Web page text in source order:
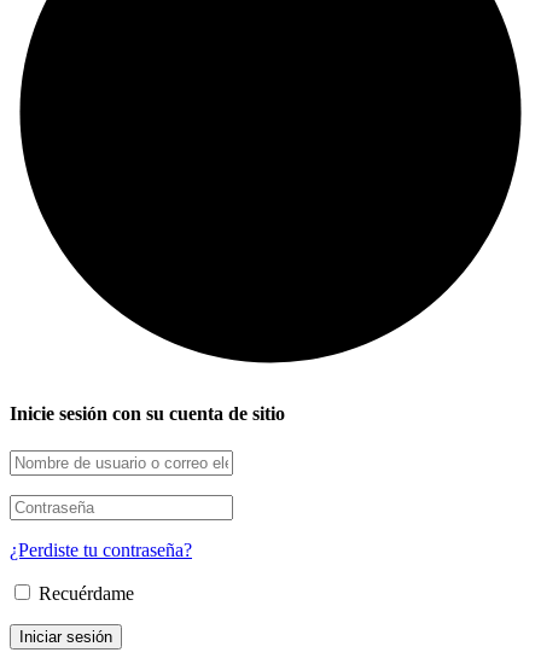
Inicie sesión con su cuenta de sitio
¿Perdiste tu contraseña?
Recuérdame